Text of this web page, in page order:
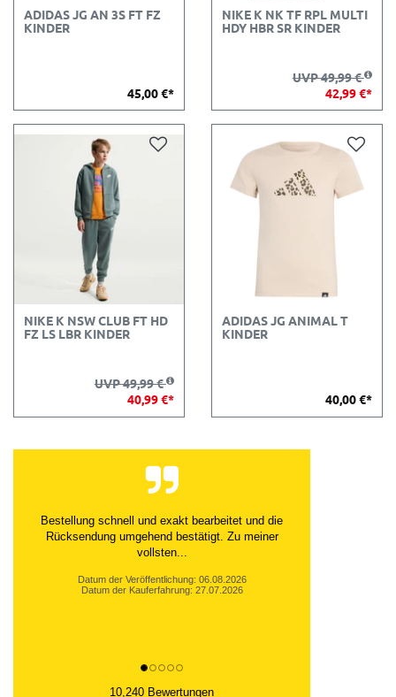
ADIDAS JG AN 3S FT FZ
KINDER
45,00 €*
NIKE K NK TF RPL MULTI
HDY HBR SR KINDER
UVP 49,99 €
42,99 €*
NIKE K NSW CLUB FT HD
FZ LS LBR KINDER
UVP 49,99 €
40,99 €*
ADIDAS JG ANIMAL T
KINDER
40,00 €*
Bestellung schnell und exakt bearbeitet und die
Rücksendung umgehend bestätigt. Zu meiner
vollsten...
Datum der Veröffentlichung: 06.08.2026
Datum der Kauferfahrung: 27.07.2026
10,240 Bewertungen